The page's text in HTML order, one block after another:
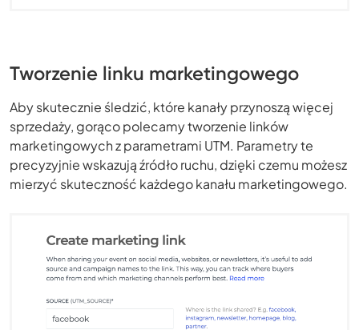
Tworzenie linku marketingowego
Aby skutecznie śledzić, które kanały przynoszą więcej
sprzedaży, gorąco polecamy tworzenie linków
marketingowych z parametrami UTM. Parametry te
precyzyjnie wskazują źródło ruchu, dzięki czemu możesz
mierzyć skuteczność każdego kanału marketingowego.